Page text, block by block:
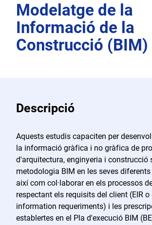
Modelatge de la
Informació de la
Construcció (BIM)
Descripció
Aquests estudis capaciten per
la informació gràfica i no gràfica de
d'arquitectura, enginyeria i construcció
metodologia BIM en les seves
així com col·laborar en els processos
respectant els requisits del client (EIR o
information requeriments) i les
establertes en el Pla d'execució BIM